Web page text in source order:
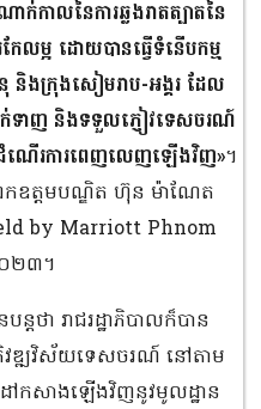
ក់កាលនៃការឆ្លងរាតត្បាតនៃ
លម្អ ដោយបានធ្វើទំនើបកម្ម
និងក្រុងសៀមរាប-អង្គរ ដែល
ទាញ និងទទួលភ្ញៀវទេសចរណ៍
ណើរការពេញលេញឡើងវិញ»។
ឧត្តមបណ្ឌិត ហ៊ុន ម៉ាណែត
by Marriott Phnom
០២៣។
ថា រាជរដ្ឋាភិបាលក៏បាន
វឌ្ឍវិស័យទេសចរណ៍ នៅតាម
សាងឡើងវិញនូវមូលដ្ឋាន